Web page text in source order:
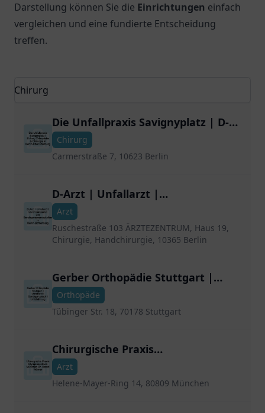
Darstellung können Sie die Einrichtungen einfach
vergleichen und eine fundierte Entscheidung
treffen.
Die Unfallpraxis Savignyplatz | D-
Arzt, Orthopädie & Chirurgie in
Berlin-Charlottenburg
Chirurg
Carmerstraße 7, 10623 Berlin
D-Arzt | Unfallarzt |
Durchgangsarzt der
Berufsgenossenschaften in Berlin-
Lichtenberg
Arzt
Ruschestraße 103 ÄRZTEZENTRUM, Haus 19,
Chirurgie, Handchirurgie, 10365 Berlin
Gerber Orthopädie Stuttgart |
Unfallarzt | Durchgangsarzt |
Unfallchirurg
Orthopäde
Tübinger Str. 18, 70178 Stuttgart
Chirurgische Praxis
Olympiazentrum München Dr.
Bernd Wörner
Arzt
Helene-Mayer-Ring 14, 80809 München